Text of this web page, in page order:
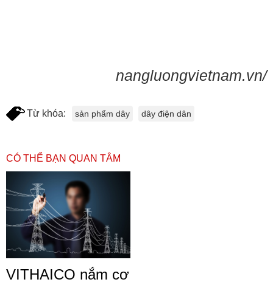
nangluongvietnam.vn/
Từ khóa: sản phẩm dây dây điện dân
CÓ THỂ BẠN QUAN TÂM
VITHAICO nắm cơ